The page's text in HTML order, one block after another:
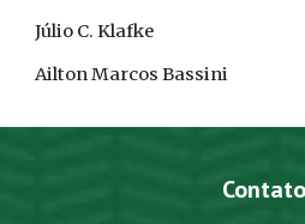
Júlio C. Klafke
Ailton Marcos Bassini